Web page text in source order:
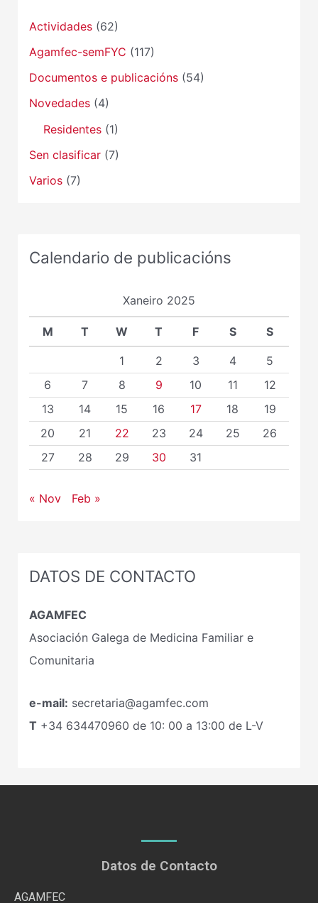
Actividades(62)
Agamfec-semFYC (117)
Documentos e publicacións(54)
Novedades(4)
Residentes(1)
Sen clasificar(7)
Varios(7)
Calendario de publicacións
Xaneiro 2025
M T W T F S S
1 2 3 4
5
6
7 8 9 10 11
12
13
14 15 16 17 18
19
20
21 22 23 24 25
26
27
28 29 30 31
« Nov Feb »
DATOS DE CONTACTO
AGAMFEC
Asociación Galega de Medicina Familiar e
Comunitaria
e-mail: secretaria@agamfec.com
T +34 634470960 de 10: 00 a 13:00 de L-V
Datos de Contacto
AGAMFEC